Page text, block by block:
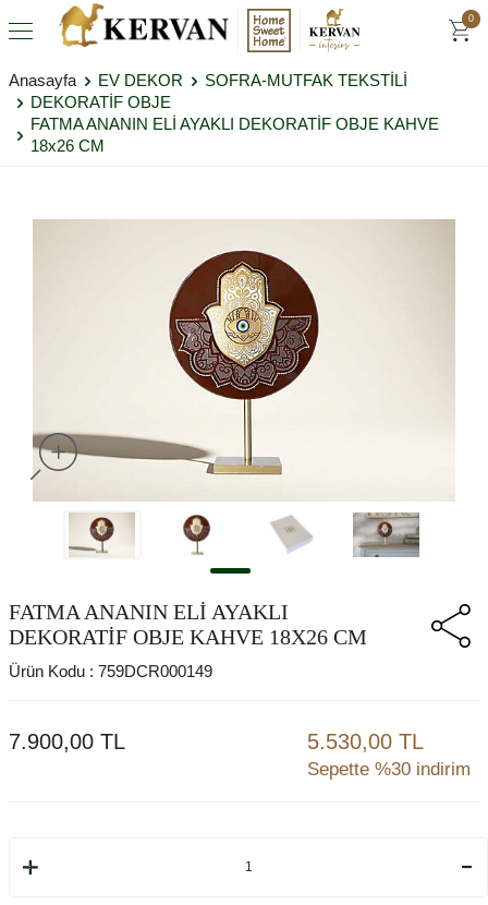
0
Anasayfa EV DEKOR
SOFRA-MUTFAK TEKSTİLİ
DEKORATİF OBJE
FATMA ANANIN ELİ AYAKLI DEKORATİF OBJE KAHVE
18x26 CM
FATMA ANANIN ELİ AYAKLI
DEKORATİF OBJE KAHVE 18X26 CM
Ürün Kodu : 759DCR000149
7.900,00 TL 5.530,00 TL
Sepette %30 indirim